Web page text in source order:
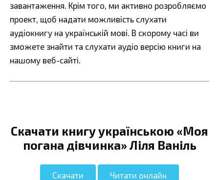
завантаження. Крім того, ми активно розробляємо
проект, щоб надати можливість слухати
аудіокнигу на українській мові. В скорому часі ви
зможете знайти та слухати аудіо версію книги на
нашому веб-сайті.
Скачати книгу українською «Моя
погана дівчинка» Ліля Ваніль
Скачати Читати онлайн